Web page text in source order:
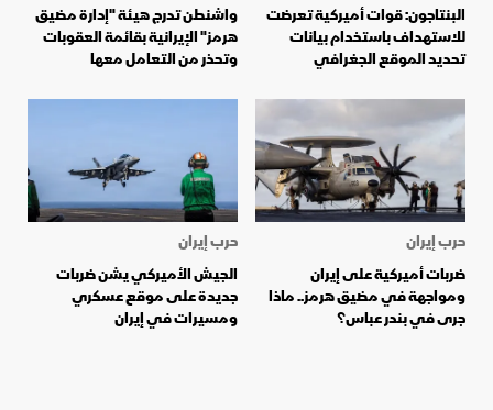
البنتاجون: قوات أميركية تعرضت
للاستهداف باستخدام بيانات
تحديد الموقع الجغرافي
واشنطن تدرج هيئة "إدارة مضيق
هرمز" الإيرانية بقائمة العقوبات
وتحذر من التعامل معها
حرب إيران
ضربات أميركية على إيران
ومواجهة في مضيق هرمز.. ماذا
جرى في بندر عباس؟
حرب إيران
الجيش الأميركي يشن ضربات
جديدة على موقع عسكري
ومسيرات في إيران